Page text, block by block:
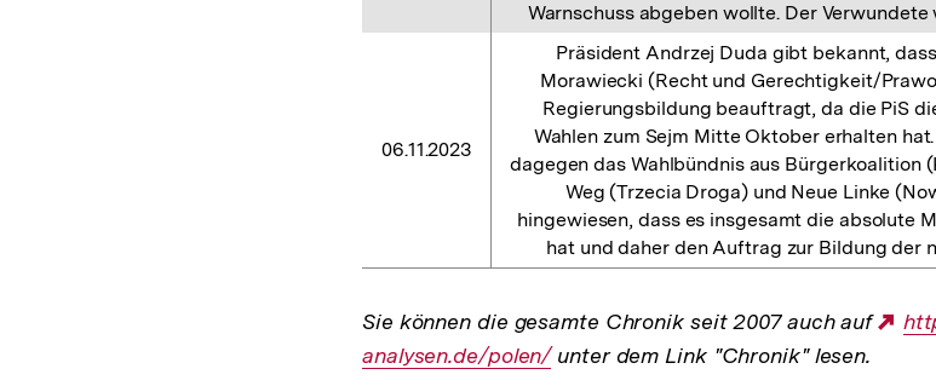
Warnschuss abgeben wollte. Der
06.11.2023
Präsident Andrzej Duda gibt bekannt,
Morawiecki (Recht und Gerechtigkeit/
Regierungsbildung beauftragt, da die PiS
Wahlen zum Sejm Mitte Oktober erhalten
dagegen das Wahlbündnis aus Bürgerkoalition
Weg (Trzecia Droga) und Neue Linke
hingewiesen, dass es insgesamt die absolute
hat und daher den Auftrag zur Bildung der
Sie können die gesamte Chronik seit 2007 auch auf
analysen.de/polen/unter dem Link "Chronik" lesen.